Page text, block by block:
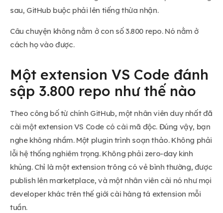
sau, GitHub buộc phải lên tiếng thừa nhận.
Câu chuyện không nằm ở con số 3.800 repo. Nó nằm ở
cách họ vào được.
Một extension VS Code đánh
sập 3.800 repo như thế nào
Theo công bố từ chính GitHub, một nhân viên duy nhất đã
cài một extension VS Code có cài mã độc. Đúng vậy, bạn
nghe không nhầm. Một plugin trình soạn thảo. Không phải
lỗi hệ thống nghiêm trọng. Không phải zero-day kinh
khủng. Chỉ là một extension trông có vẻ bình thường, được
publish lên marketplace, và một nhân viên cài nó như mọi
developer khác trên thế giới cài hàng tá extension mỗi
tuần.